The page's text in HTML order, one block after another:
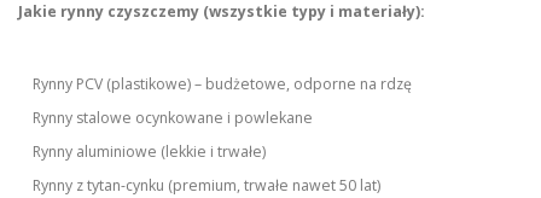
Jakie rynny czyszczemy (wszystkie typy i materiały):
Rynny PCV (plastikowe) – budżetowe, odporne na rdzę
Rynny stalowe ocynkowane i powlekane
Rynny aluminiowe (lekkie i trwałe)
Rynny z tytan-cynku (premium, trwałe nawet 50 lat)